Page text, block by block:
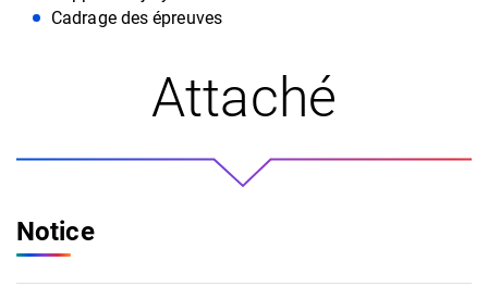
Cadrage des épreuves
Attaché
Notice